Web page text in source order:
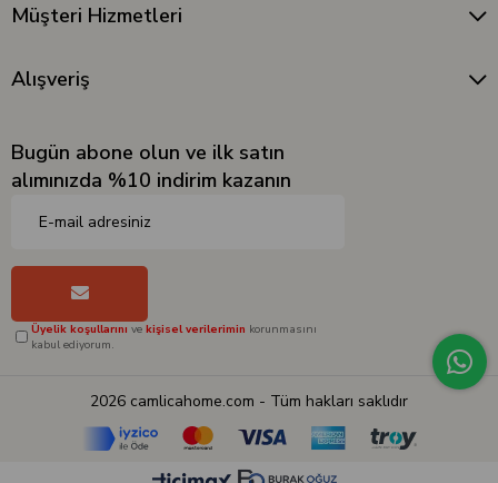
Müşteri Hizmetleri
Alışveriş
Bugün abone olun ve ilk satın
alımınızda %10 indirim kazanın
Üyelik koşullarını ve kişisel verilerimin korunmasını
kabul ediyorum.
2026 camlicahome.com - Tüm hakları saklıdır